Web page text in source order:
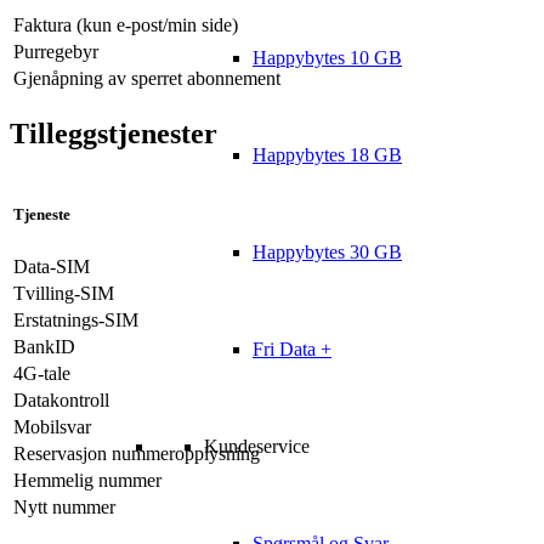
Happybytes 10 GB
Happybytes 18 GB
Happybytes 30 GB
Fri Data +
Kundeservice
Faktura (kun e-post/min side)
Purregebyr
Gjenåpning av sperret abonnement
Tilleggstjenester
Tjeneste
Data-SIM
Tvilling-SIM
Erstatnings-SIM
BankID
4G-tale
Datakontroll
Mobilsvar
Reservasjon nummeropplysning
Hemmelig nummer
Nytt nummer